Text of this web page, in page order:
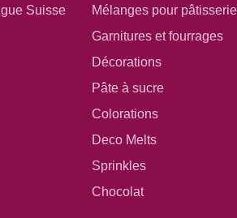
Suisse
Mélanges pour pâtisserie
Garnitures et fourrages
Décorations
Pâte à sucre
Colorations
Deco Melts
Sprinkles
Chocolat